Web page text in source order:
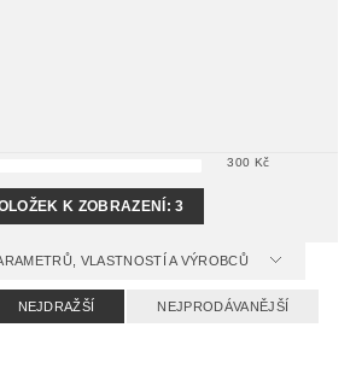
300 Kč
K ZOBRAZENÍ:3
VLASTNOSTÍ A VÝROBCŮ
NEJDRAŽŠÍ NEJPRODÁVANĚJŠÍ